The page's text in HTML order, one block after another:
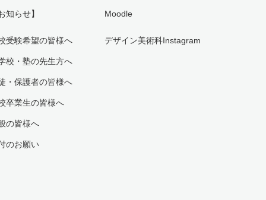
知らせ】
受験希望の皆様へ
校・塾の先生方へ
・保護者の皆様へ
卒業生の皆様へ
の皆様へ
のお願い
Moodle
デザイン美術科Instagram